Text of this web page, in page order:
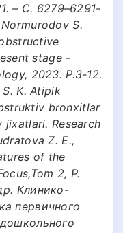
– С. 6279–6291-
S.
stage -
2023. P.3-12.
K. Atipik
bronxitlar
Research
Z. E.,
of the
2, P.
Клинико-
первичного